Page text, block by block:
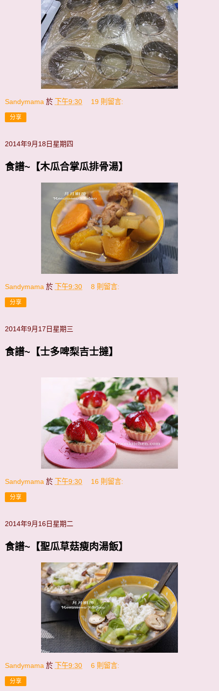
Sandymama 於 下午9:30 19 則留言:
分享
2014年9月18日星期四
食譜~【木瓜合掌瓜排骨湯】
Sandymama 於 下午9:30 8 則留言:
分享
2014年9月17日星期三
食譜~【士多啤梨吉士撻】
Sandymama 於 下午9:30 16 則留言:
分享
2014年9月16日星期二
食譜~【聖瓜草菇瘦肉湯飯】
Sandymama 於 下午9:30 6 則留言:
分享